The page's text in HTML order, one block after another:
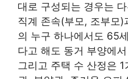
대로 구성되는 경우는
직계 존속(부모, 조부모)
의 누구 하나에서도 65
다고 해도 동거 부양에
그리고 주택 수 산정은